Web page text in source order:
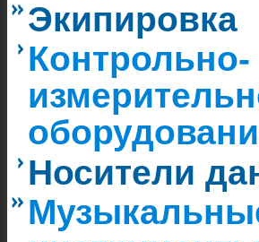
Экипировка
Контрольно-
Носители